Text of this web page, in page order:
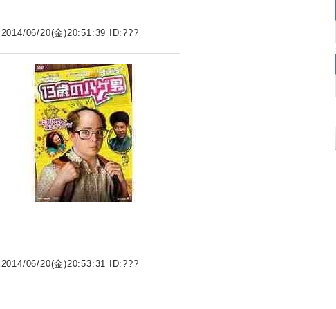
2014/06/20(金)20:51:39 ID:???
2014/06/20(金)20:53:31 ID:???